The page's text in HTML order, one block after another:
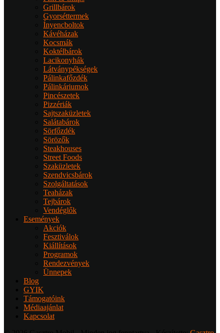
Grillbárok
Gyorséttermek
Ínyencboltok
Kávéházak
Kocsmák
Koktélbárok
Lacikonyhák
Látványpékségek
Pálinkafőzdék
Pálinkáriumok
Pincészetek
Pizzériák
Sajtszaküzletek
Salátabárok
Sörfőzdék
Sörözők
Steakhouses
Street Foods
Szaküzletek
Szendvicsbárok
Szolgáltatások
Teaházak
Tejbárok
Vendéglők
Események
Akciók
Fesztiválok
Kiállítások
Programok
Rendezvények
Ünnepek
Blog
GYIK
Támogatóink
Médiaajánlat
Kapcsolat